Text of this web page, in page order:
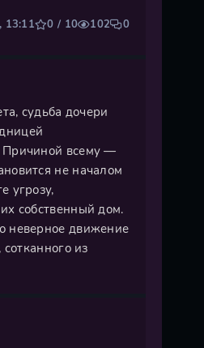
13:11 0 / 10 102 0
судьба дочери
Причиной всему —
не началом
угрозу,
собственный дом.
неверное движение
из